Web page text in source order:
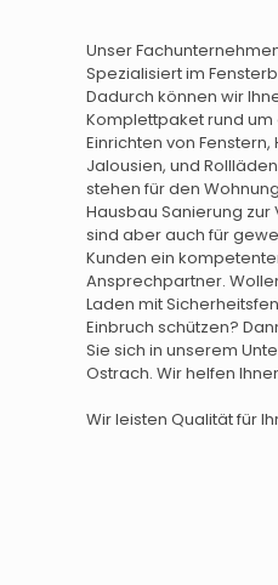
Unser
Spezialisiert im
Dadurch können wir
Komplettpaket rund um
Einrichten von Fenstern,
Jalousien, und
stehen für den
Hausbau Sanierung zur
sind aber auch für
Kunden ein
Ansprechpartner.
Laden mit
Einbruch schützen?
Sie sich in unserem
Ostrach. Wir helfen
Wir leisten Qualität für